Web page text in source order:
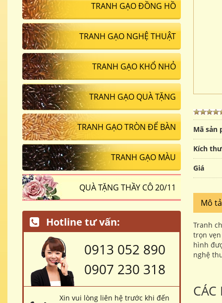
Mã sản
Kích
Giá
Mô
Tranh
trọn
hình
nghệ
TRANH GẠO ĐỒNG HỒ
TRANH GẠO NGHỆ THUẬT
TRANH GẠO KHỔ NHỎ
TRANH GẠO QUÀ TẶNG
TRANH GẠO TRÒN ĐỂ BÀN
TRANH GẠO MÀU
QUÀ TẶNG THẦY CÔ 20/11
Hotline tư vấn:
0913 052 890
0907 230 318
Xin vui lòng liên hệ trước khi đến